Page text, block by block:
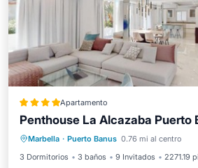
Apartamento
Penthouse La Alcazaba Puerto
Marbella · Puerto Banus 0.76 mi al centro
3 Dormitorios
3 baños 9 Invitados 2271.19
Piscina privada
Frente al
Bañera de hidromasaje